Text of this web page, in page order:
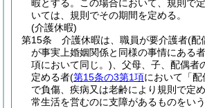
暇とする。
この場合において、規則で
いては、規則でその期間を定める。
(介護休暇)
第15条
介護休暇は、職員が要介護者(配
が事実上婚姻関係と同様の事情にある
項において同じ。) 、父母、子、配偶
定める者(第15条の3第1項において「
で負傷、疾病又は老齢により規則で定
常生活を営むのに支障があるものをい